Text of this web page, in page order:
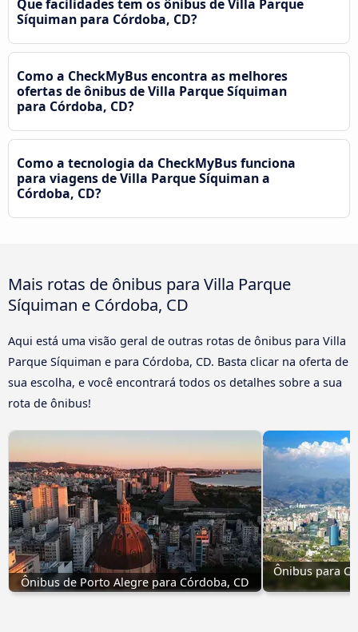
Que facilidades tem os ônibus de Villa Parque
Síquiman para Córdoba, CD?
Como a CheckMyBus encontra as melhores
ofertas de ônibus de Villa Parque Síquiman
para Córdoba, CD?
Como a tecnologia da CheckMyBus funciona
para viagens de Villa Parque Síquiman a
Córdoba, CD?
Mais rotas de ônibus para Villa Parque
Síquiman e Córdoba, CD
Aqui está uma visão geral de outras rotas de ônibus para Villa
Parque Síquiman e para Córdoba, CD. Basta clicar na oferta de
sua escolha, e você encontrará todos os detalhes sobre a sua
rota de ônibus!
Ônibus de Porto Alegre para Córdoba, CD
Ônibus para